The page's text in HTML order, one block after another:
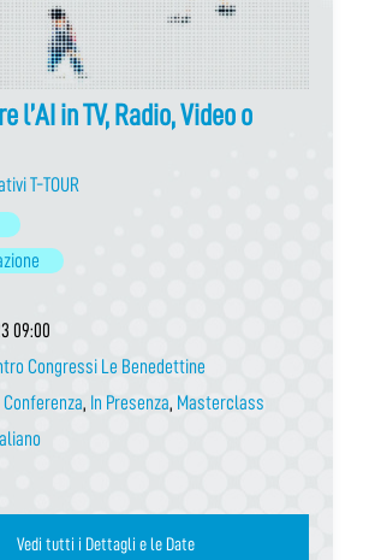
l’AI in TV, Radio, Video o
T-TOUR
09:00
Congressi Le Benedettine
Conferenza, In Presenza, Masterclass
Vedi tutti i Dettagli e le Date